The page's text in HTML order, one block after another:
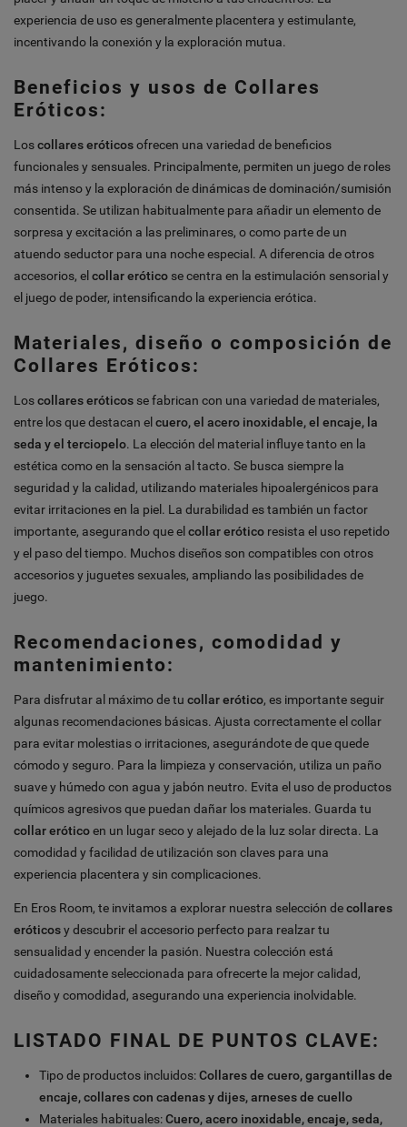
experiencia de uso es generalmente placentera y estimulante,
incentivando la conexión y la exploración mutua.
Beneficios y usos de Collares
Eróticos:
Loscollares eróticosofrecen una variedad de beneficios
funcionales y sensuales. Principalmente, permiten un juego de roles
más intenso y la exploración de dinámicas de dominación/sumisión
consentida. Se utilizan habitualmente para añadir un elemento de
sorpresa y excitación a las preliminares, o como parte de un
atuendo seductor para una noche especial. A diferencia de otros
accesorios, el collar erótico se centra en la estimulación sensorial y
el juego de poder, intensificando la experiencia erótica.
Materiales, diseño o composición de
Collares Eróticos:
Loscollares eróticos se fabrican con una variedad de materiales,
entre los que destacan el cuero, el acero inoxidable, el encaje, la
seda y el terciopelo. La elección del material influye tanto en la
estética como en la sensación al tacto. Se busca siempre la
seguridad y la calidad, utilizando materiales hipoalergénicos para
evitar irritaciones en la piel. La durabilidad es también un factor
importante, asegurando que el collar erótico resista el uso repetido
y el paso del tiempo. Muchos diseños son compatibles con otros
accesorios y juguetes sexuales, ampliando las posibilidades de
juego.
Recomendaciones, comodidad y
mantenimiento:
Para disfrutar al máximo de tu collar erótico, es importante seguir
algunas recomendaciones básicas. Ajusta correctamente el collar
para evitar molestias o irritaciones, asegurándote de que quede
cómodo y seguro. Para la limpieza y conservación, utiliza un paño
suave y húmedo con agua y jabón neutro. Evita el uso de productos
químicos agresivos que puedan dañar los materiales. Guarda tu
collar eróticoen un lugar seco y alejado de la luz solar directa. La
comodidad y facilidad de utilización son claves para una
experiencia placentera y sin complicaciones.
En Eros Room, te invitamos a explorar nuestra selección decollares
eróticosy descubrir el accesorio perfecto para realzar tu
sensualidad y encender la pasión. Nuestra colección está
cuidadosamente seleccionada para ofrecerte la mejor calidad,
diseño y comodidad, asegurando una experiencia inolvidable.
LISTADO FINAL DE PUNTOS CLAVE:
Tipo de productos incluidos:Collares de cuero, gargantillas de
encaje, collares con cadenas y dijes, arneses de cuello
Materiales habituales:Cuero, acero inoxidable, encaje, seda,